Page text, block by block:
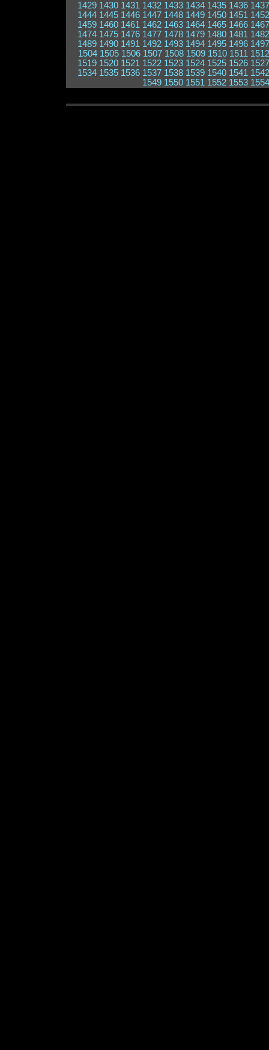
1429 1430 1431 1432 1433 1434 1435 1436 1437
1444 1445 1446 1447 1448 1449 1450 1451 1452
1459 1460 1461 1462 1463 1464 1465 1466 1467
1474 1475 1476 1477 1478 1479 1480 1481 1482
1489 1490 1491 1492 1493 1494 1495 1496 1497
1504 1505 1506 1507 1508 1509 1510 1511 1512
1519 1520 1521 1522 1523 1524 1525 1526 1527
1534 1535 1536 1537 1538 1539 1540 1541 1542
1549 1550 1551 1552 1553 1554